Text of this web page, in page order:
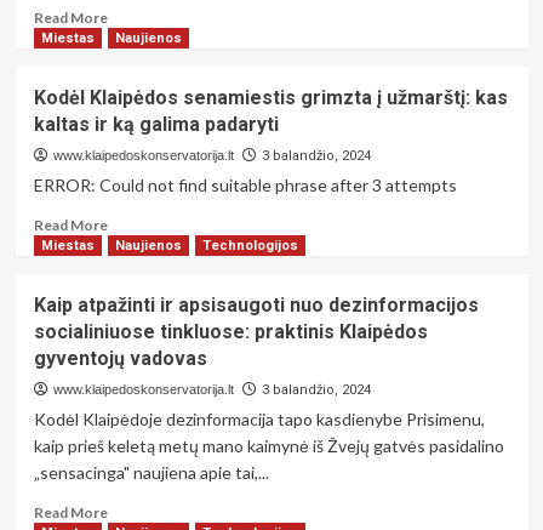
Read MoreRead
more
Klaipėdos
senamiestis
grimzta
į
neatsakyti
klausimai
paveldo
ateitį
Miestas Naujienos
Kodėl Klaipėdos senamiestis grimzta į užmarštį: kas
kaltas ir ką galima padaryti
www.klaipedoskonservatorija.lt 3 balandžio, 2024
ERROR: Could not find suitable phrase after 3 attempts
Read MoreRead
more
Klaipėdos
senamiestis
grimzta
į
kas
kaltas
ir
galima
Miestas Naujienos Technologijos
Kaip atpažinti ir apsisaugoti nuo dezinformacijos
socialiniuose tinkluose: praktinis Klaipėdos
gyventojų vadovas
www.klaipedoskonservatorija.lt 3 balandžio, 2024
Kodėl Klaipėdoje dezinformacija tapo kasdienybe Prisimenu,
kaip prieš keletą metų mano kaimynė iš Žvejų gatvės pasidalino
„sensacinga" naujiena apie tai,...
Read MoreRead